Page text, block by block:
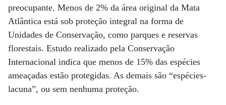
preocupante. Menos de 2% da área original da Mata
Atlântica está sob proteção integral na forma de
Unidades de Conservação, como parques e reservas
florestais. Estudo realizado pela Conservação
Internacional indica que menos de 15% das espécies
ameaçadas estão protegidas. As demais são “espécies-
lacuna”, ou sem nenhuma proteção.